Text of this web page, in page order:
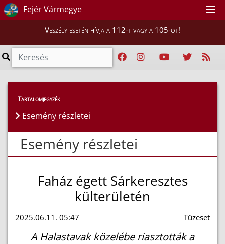
Fejér Vármegye
Veszély esetén hívja a 112-t vagy a 105-öt!
Esemény részletei
Tartalomjegyzék
Esemény részletei
Esemény részletei
Faház égett Sárkeresztes
külterületén
2025.06.11. 05:47 Tűzeset
A Halastavak közelébe riasztották a